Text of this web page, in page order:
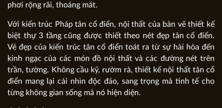
phơi rộng rãi, thoáng mát.
Với kiến trúc Pháp tân cổ điển, nội thất của bản vẽ thiết kế
biệt thự 3 tầng cũng được thiết theo nét đẹp tân cổ điển.
Vẻ đẹp của kiến trúc tân cổ điển toát ra từ sự hài hòa đến
kinh ngạc của các món đồ nội thất và các đường nét trên
trần, tường. Không cầu kỹ, rườm rà, thiết kế nội thất tân cổ
điển mang lại cái nhìn độc đáo, sang trọng mà tinh tế cho
từng không gian sống mà nó hiện diện.